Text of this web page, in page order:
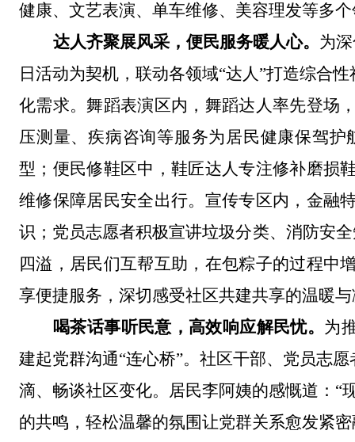
健康、文艺表演、单车维修、 美容理发等多
达人齐聚展风采 ，便民服务暖人心。 为
日活动为契机 ，联动各领域“达人”打造综合性
化需求。舞蹈表演区内， 舞蹈达人率先登场
压测量、疾病咨询等服务为居民健康保驾护
型；便民修鞋区中，鞋匠达人专注修补磨损
维修保障居民安全出行。宣传专区内 ，金融
识；党员志愿者积极宣讲垃圾分类、消防安
四溢，居民们互帮互助，在包粽子的过程中
享便捷服务 ， 深切感受社区共建共享的温暖
喝茶话事听民意，高效响应解民忧。 为
建起党群沟通“连心桥”。社区干部、党员志
滴、 畅谈社区变化。居民李阿姨的感慨道： “
的共鸣，轻松温馨的氛围让党群关系愈发紧密